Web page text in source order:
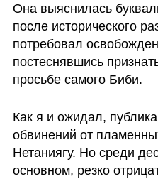
Она выяснилась
после исторического
потребовал
постеснявшись
просьбе самого Биби.
Как я и ожидал,
обвинений от
Нетаниягу. Но среди
основном, резко